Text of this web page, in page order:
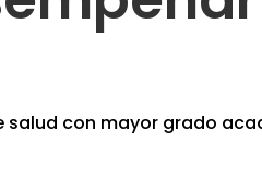
con mayor grado